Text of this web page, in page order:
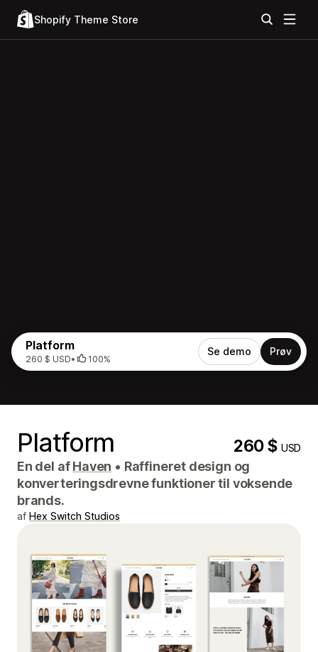
Shopify Theme Store
Platform
260 $ USD• 100%
Se demo Prøv
Platform 260 $USD
En del afHaven • Raffineret design og
konverteringsdrevne funktioner til voksende
brands.
af Hex Switch Studios